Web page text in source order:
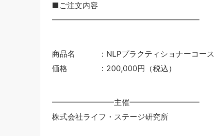
■ご注文内容
━━━━━━━━━━━━━━━━━━━
商品名 ：NLPプラクティショナーコース
価格 ：200,000円（税込）
━━━━━━━━主催━━━━━━━━━
株式会社ライフ・ステージ研究所